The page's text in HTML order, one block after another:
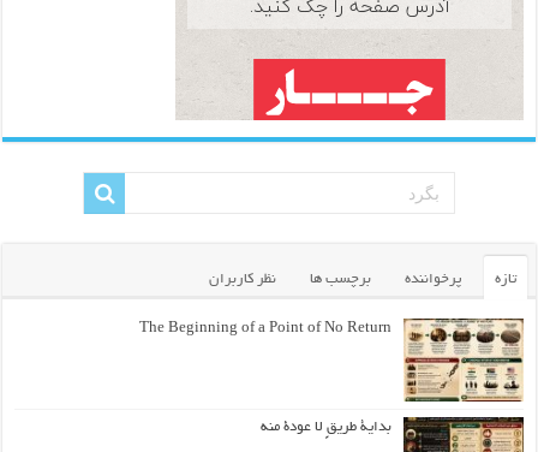
تازه پرخواننده برچسب ها نظر کاربران
The Beginning of a Point of No Return
بداية طريقٍ لا عودة منه